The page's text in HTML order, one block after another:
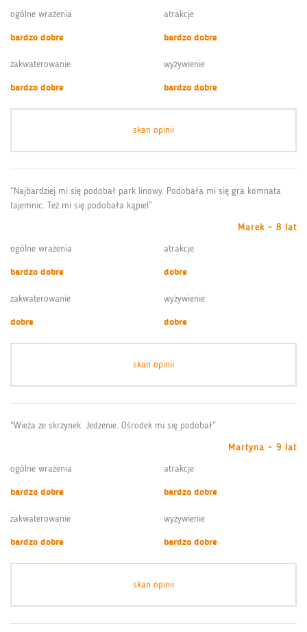
ogólne wrażenia
bardzo dobre
atrakcje
bardzo dobre
zakwaterowanie
bardzo dobre
wyżywienie
bardzo dobre
skan opinii
“Najbardziej mi się podobał park linowy. Podobała mi się gra komnata
tajemnic. Też mi się podobała kąpiel”
Marek - 8 lat
ogólne wrażenia
bardzo dobre
atrakcje
dobre
zakwaterowanie
dobre
wyżywienie
dobre
skan opinii
“Wieża ze skrzynek. Jedzenie. Ośrodek mi się podobał”
Martyna - 9 lat
ogólne wrażenia
bardzo dobre
atrakcje
bardzo dobre
zakwaterowanie
bardzo dobre
wyżywienie
bardzo dobre
skan opinii